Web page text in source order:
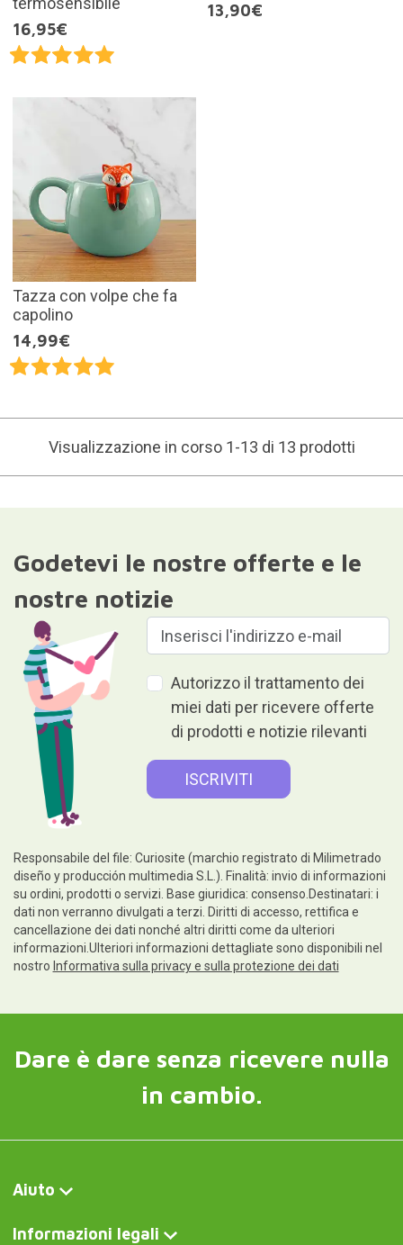
16,95€
13,90€
Tazza con volpe che fa
capolino
14,99€
Visualizzazione in corso 1-13 di 13 prodotti
Godetevi le nostre offerte e le
nostre notizie
Autorizzo il trattamento dei
miei dati per ricevere offerte
di prodotti e notizie rilevanti
Responsabile del file: Curiosite (marchio registrato di Milimetrado
diseño y producción multimedia S.L.). Finalità: invio di informazioni
su ordini, prodotti o servizi. Base giuridica: consenso.Destinatari: i
dati non verranno divulgati a terzi. Diritti di accesso, rettifica e
cancellazione dei dati nonché altri diritti come da ulteriori
informazioni.Ulteriori informazioni dettagliate sono disponibili nel
nostro Informativa sulla privacy e sulla protezione dei dati
Dare è dare senza ricevere nulla
in cambio.
Aiuto
Informazioni legali